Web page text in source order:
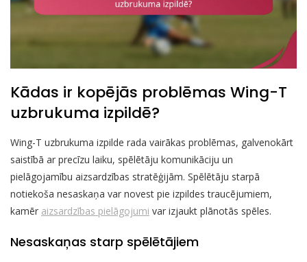
Kādas ir kopējās problēmas Wing-T
uzbrukuma izpildē?
Wing-T uzbrukuma izpilde rada vairākas problēmas, galvenokārt
saistībā ar precīzu laiku, spēlētāju komunikāciju un
pielāgojamību aizsardzības stratēģijām. Spēlētāju starpā
notiekoša nesaskaņa var novest pie izpildes traucējumiem,
kamēr aizsardzības pielāgojumi var izjaukt plānotās spēles.
Nesaskaņas starp spēlētājiem